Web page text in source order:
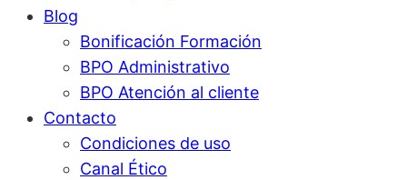
Blog
Bonificación Formación
BPO Administrativo
BPO Atención al cliente
Contacto
Condiciones de uso
Canal Ético